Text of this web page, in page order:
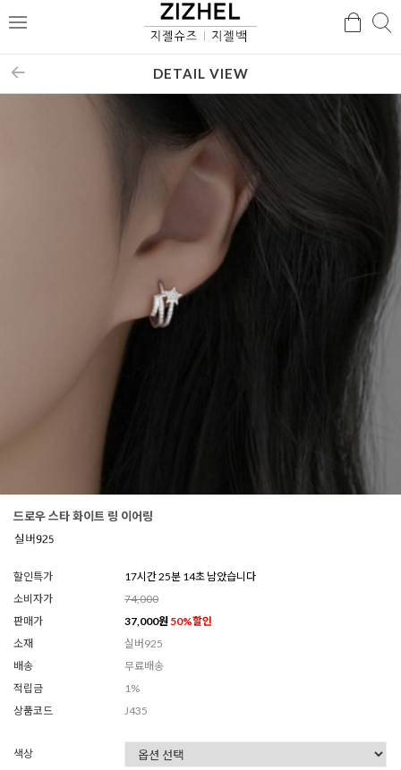
메
검
DETAIL VIEW
드로우 스타 화이트 링 이어링
할인특가
17시간 25분 12초 남았습니다
소비자가
74,000
판매가
37,000원 50%할인
소재
실버925
배송
무료배송
적립금
1%
상품코드
J435
색상